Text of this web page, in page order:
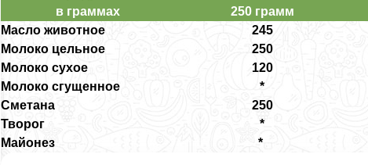
в граммах
250 грамм
Масло животное
245
Молоко цельное
250
Молоко сухое
120
Молоко сгущенное
*
Сметана
250
Творог
*
Майонез
*